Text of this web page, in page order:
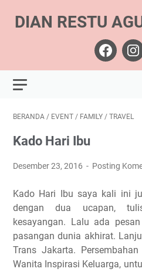
DIAN RESTU
BERANDA / EVENT / FAMILY / TRAVEL
Kado Hari Ibu
Desember 23, 2016 Posting
Kado Hari Ibu saya kali ini
dengan dua ucapan,
kesayangan. Lalu ada
pasangan dunia akhirat.
Trans Jakarta.
Wanita Inspirasi Keluarga,